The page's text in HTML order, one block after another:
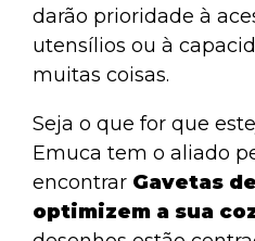
darão prioridade à
utensílios ou à
muitas coisas.
Seja o que for que
Emuca tem o aliado
encontrar Gavetas
optimizem a sua